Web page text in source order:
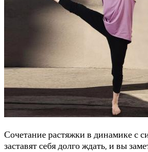
Сочетание растяжки в динамике с
заставят себя долго ждать, и вы